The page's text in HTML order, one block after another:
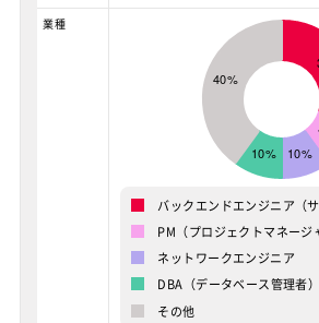
業種
バックエンドエンジニア（
PM（プロジェクトマネージ
ネットワークエンジニア
DBA（データベース管理者）
その他